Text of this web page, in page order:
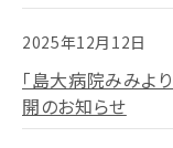
2025年12月12日
「島大病院みみ
開のお知らせ